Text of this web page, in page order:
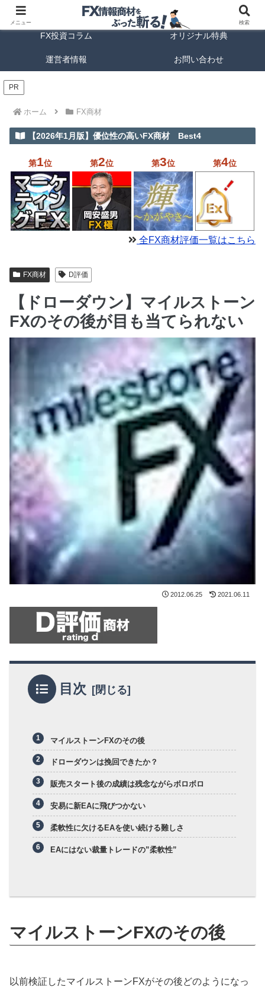
FX商材ランキング FX手法解説
FX投資コラム オリジナル特典
運営者情報 お問い合わせ
PR
ホーム FX商材
【2026年1月版】優位性の高いFX商材 Best4
第1位 第2位 第3位 第4位
全FX商材評価一覧はこちら
FX商材 D評価
【ドローダウン】マイルストーン
FXのその後が目も当てられない
2012.06.25 2021.06.11
目次
マイルストーンFXのその後
ドローダウンは挽回できたか？
販売スタート後の成績は残念ながらボロボロ
安易に新EAに飛びつかない
柔軟性に欠けるEAを使い続ける難しさ
EAにはない裁量トレードの”柔軟性”
マイルストーンFXのその後
以前検証したマイルストーンFXがその後どのようになっ
メニュー 検索